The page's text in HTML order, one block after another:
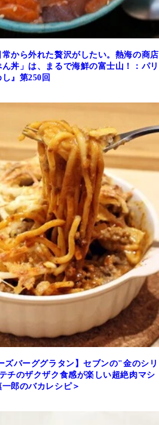
常から外れた贅沢がしたい。熱海の商店
丼」は、まるで海鮮の富士山！：パリ
』第250回
ズバーググラタン】セブンの"金のシリ
チのザクザク食感が楽しい超絶肉マシ
郎のバカレシピ＞